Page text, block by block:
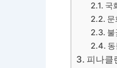
국
문
불
피나클